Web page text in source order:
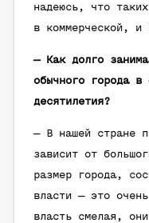
надеюсь, что
в коммерческой, и
— Как долго
обычного города в
десятилетия?
— В нашей стране
зависит от
размер города,
власти — это
власть смелая,